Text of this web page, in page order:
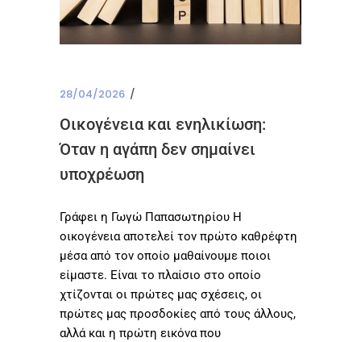
28/04/2026
Οικογένεια και ενηλικίωση:
Όταν η αγάπη δεν σημαίνει
υποχρέωση
Γράφει η Γωγώ Παπασωτηρίου Η
οικογένεια αποτελεί τον πρώτο καθρέφτη
μέσα από τον οποίο μαθαίνουμε ποιοι
είμαστε. Είναι το πλαίσιο στο οποίο
χτίζονται οι πρώτες μας σχέσεις, οι
πρώτες μας προσδοκίες από τους άλλους,
αλλά και η πρώτη εικόνα που